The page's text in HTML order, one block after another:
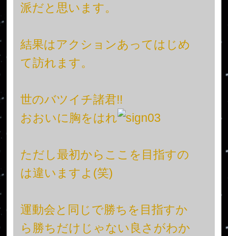
派だと思います。
結果はアクションあってはじめ
て訪れます。
世のバツイチ諸君!!
おおいに胸をはれ
ただし最初からここを目指すの
は違いますよ(笑)
運動会と同じで勝ちを目指すか
ら勝ちだけじゃない良さがわか